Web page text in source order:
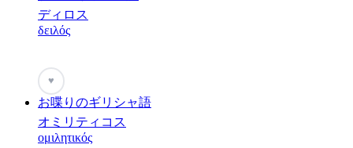
ディロス
δειλός
♥
お喋りのギリシャ語
オミリティコス
ομιλητικός